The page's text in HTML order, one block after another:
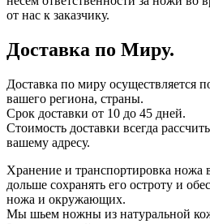
от нас к заказчику.
Доставка по Миру.
Доставка по миру осуществляется
вашего региона, страны.
Срок доставки от 10 до 45 дней.
Стоимость доставки всегда
вашему адресу.
Хранение и транспортировка ножа
дольше сохранять его остроту и
ножа и окружающих.
Мы шьем ножны из натуральной